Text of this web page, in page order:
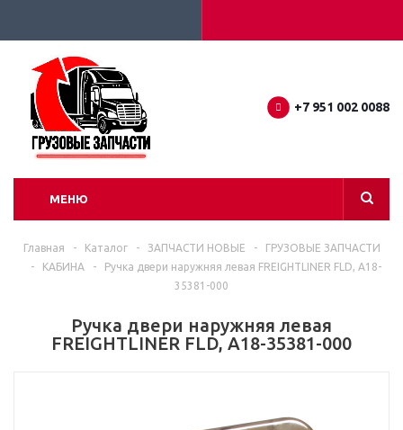
+7 951 002 0088
МЕНЮ
Главная - Каталог - ЗАПЧАСТИ НОВЫЕ -
ГРУЗОВЫЕ ЗАПЧАСТИ
-
КАБИНА -
Ручка двери наружняя левая FREIGHTLINER FLD, A18-
35381-000
Ручка двери наружняя левая
FREIGHTLINER FLD, A18-35381-000